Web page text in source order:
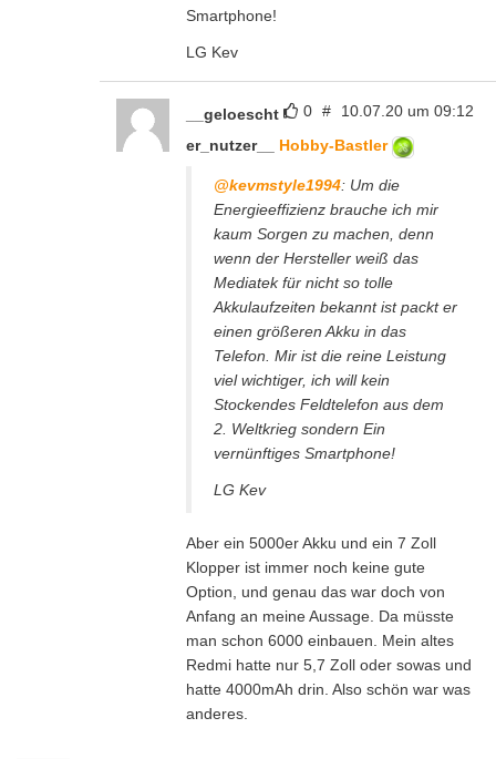
Smartphone!
LG Kev
0 # 10.07.20 um 09:12
__geloescht
er_nutzer__ Hobby-Bastler
@kevmstyle1994: Um die
Energieeffizienz brauche ich mir
kaum Sorgen zu machen, denn
wenn der Hersteller weiß das
Mediatek für nicht so tolle
Akkulaufzeiten bekannt ist packt er
einen größeren Akku in das
Telefon. Mir ist die reine Leistung
viel wichtiger, ich will kein
Stockendes Feldtelefon aus dem
2. Weltkrieg sondern Ein
vernünftiges Smartphone!
LG Kev
Aber ein 5000er Akku und ein 7 Zoll
Klopper ist immer noch keine gute
Option, und genau das war doch von
Anfang an meine Aussage. Da müsste
man schon 6000 einbauen. Mein altes
Redmi hatte nur 5,7 Zoll oder sowas und
hatte 4000mAh drin. Also schön war was
anderes.